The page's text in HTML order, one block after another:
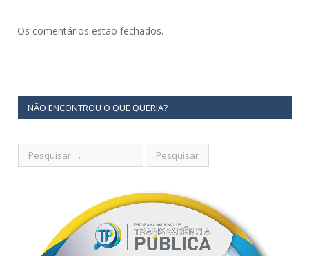
Os comentários estão fechados.
NÃO ENCONTROU O QUE QUERIA?